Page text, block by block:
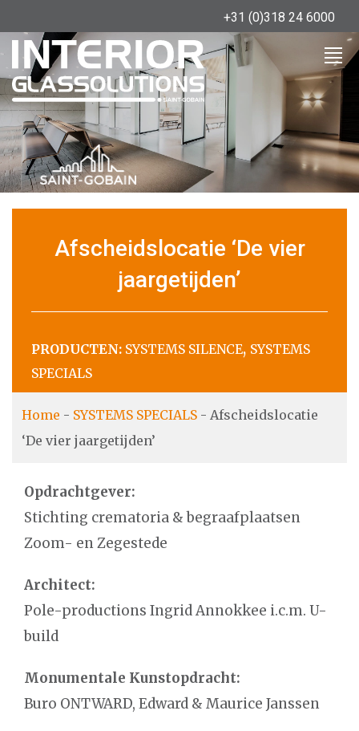
+31 (0)318 24 6000
Afscheidslocatie ‘De vier
jaargetijden’
PRODUCTEN: SYSTEMS SILENCE, SYSTEMS
SPECIALS
Home - SYSTEMS SPECIALS - Afscheidslocatie
‘De vier jaargetijden’
Opdrachtgever:
Stichting crematoria & begraafplaatsen
Zoom- en Zegestede
Architect:
Pole-productions Ingrid Annokkee i.c.m. U-
build
Monumentale Kunstopdracht:
Buro ONTWARD, Edward & Maurice Janssen